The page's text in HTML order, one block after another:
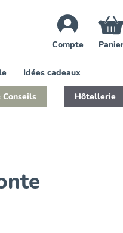
Compte
Idées cadeaux
Conseils Hôtellerie